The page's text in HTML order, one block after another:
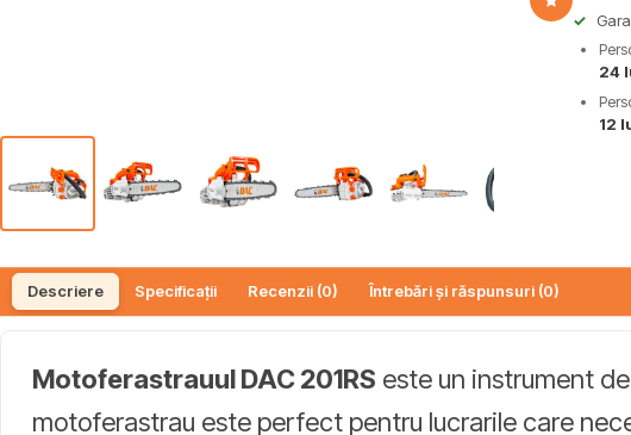
✓
24
12
Descriere Specificații Recenzii (0) Întrebări și răspunsuri (0)
Motoferastrauul DAC 201RS este un instrument
motoferastrau este perfect pentru lucrarile care